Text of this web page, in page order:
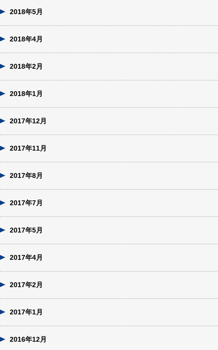
2018年5月
2018年4月
2018年2月
2018年1月
2017年12月
2017年11月
2017年8月
2017年7月
2017年5月
2017年4月
2017年2月
2017年1月
2016年12月